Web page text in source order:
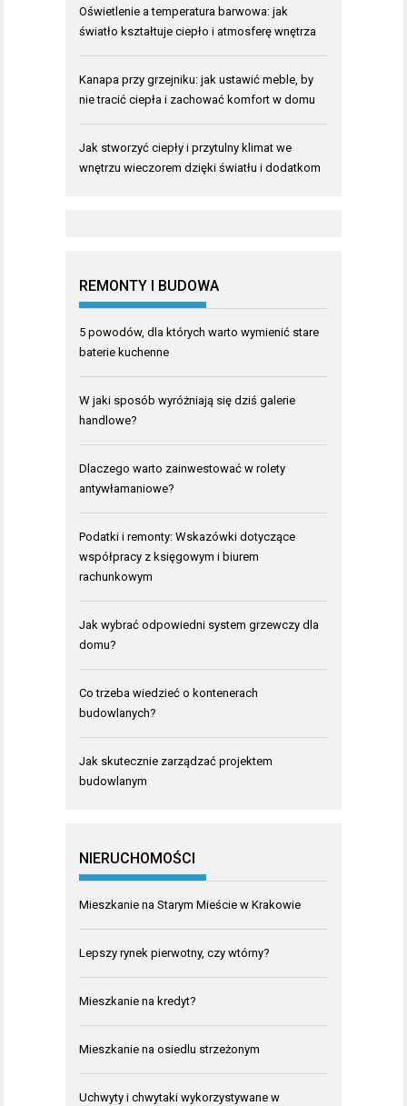
Oświetlenie a temperatura barwowa: jak
światło kształtuje ciepło i atmosferę wnętrza
Kanapa przy grzejniku: jak ustawić meble, by
nie tracić ciepła i zachować komfort w domu
Jak stworzyć ciepły i przytulny klimat we
wnętrzu wieczorem dzięki światłu i dodatkom
REMONTY I BUDOWA
5 powodów, dla których warto wymienić stare
baterie kuchenne
W jaki sposób wyróżniają się dziś galerie
handlowe?
Dlaczego warto zainwestować w rolety
antywłamaniowe?
Podatki i remonty: Wskazówki dotyczące
współpracy z księgowym i biurem
rachunkowym
Jak wybrać odpowiedni system grzewczy dla
domu?
Co trzeba wiedzieć o kontenerach
budowlanych?
Jak skutecznie zarządzać projektem
budowlanym
NIERUCHOMOŚCI
Mieszkanie na Starym Mieście w Krakowie
Lepszy rynek pierwotny, czy wtórny?
Mieszkanie na kredyt?
Mieszkanie na osiedlu strzeżonym
Uchwyty i chwytaki wykorzystywane w